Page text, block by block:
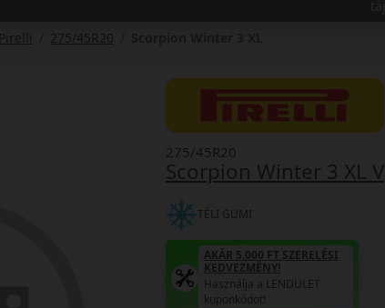
Pirelli 275/45R20
Scorpion Winter 3 XL V
275/45R20
TÉLI GUMI
AKÁR 5.000 FT SZERELÉSI
KEDVEZMÉNY!
Használja a LENDÜLET
kuponkódot!